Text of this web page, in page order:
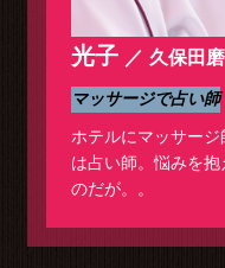
光子 久保田
マッサージで占い師
ホテルにマッサー
は占い師。悩みを
のだが。。